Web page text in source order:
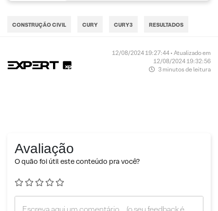
CONSTRUÇÃO CIVIL CURY CURY3 RESULTADOS
12/08/2024 19:27:44 • Atualizado em
12/08/2024 19:32:56
3 minutos de leitura
Avaliação
O quão foi útil este conteúdo pra você?